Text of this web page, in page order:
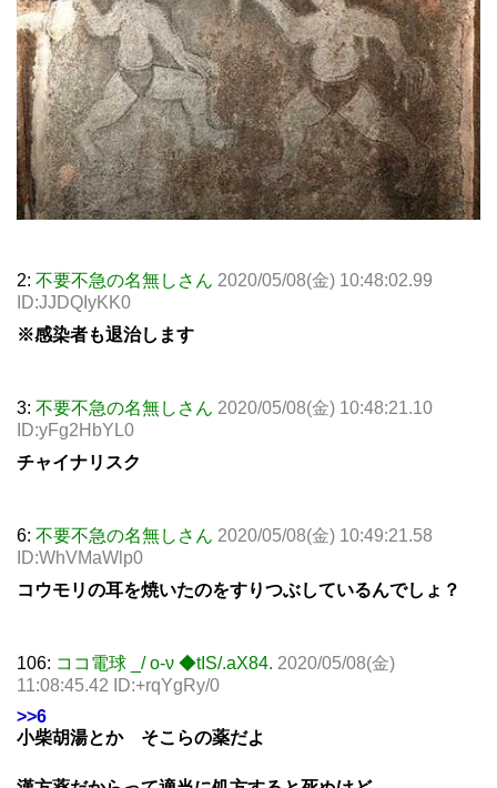
2: 不要不急の名無しさん 2020/05/08(金) 10:48:02.99
ID:JJDQIyKK0
※感染者も退治します
3: 不要不急の名無しさん 2020/05/08(金) 10:48:21.10
ID:yFg2HbYL0
チャイナリスク
6: 不要不急の名無しさん 2020/05/08(金) 10:49:21.58
ID:WhVMaWlp0
コウモリの耳を焼いたのをすりつぶしているんでしょ？
106: ココ電球 _/ o-ν ◆tIS/.aX84. 2020/05/08(金)
11:08:45.42 ID:+rqYgRy/0
>>6
小柴胡湯とか そこらの薬だよ